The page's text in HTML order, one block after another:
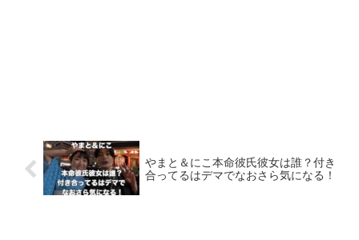
やまと＆にこ本命彼氏彼女は誰？付き
合ってるはデマでなおさら気になる！